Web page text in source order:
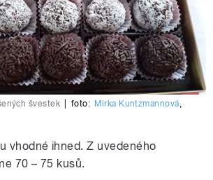
švestek foto: Mirka Kuntzmannová,
vhodné ihned. Z uvedeného
70 – 75 kusů.